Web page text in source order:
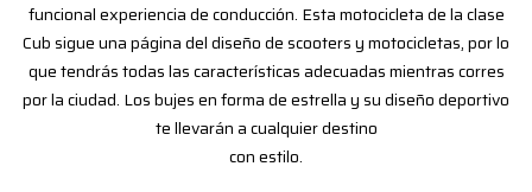
funcional experiencia de conducción. Esta motocicleta de la clase
Cub sigue una página del diseño de scooters y motocicletas, por lo
que tendrás todas las características adecuadas mientras corres
por la ciudad. Los bujes en forma de estrella y su diseño deportivo
te llevarán a cualquier destino
con estilo.